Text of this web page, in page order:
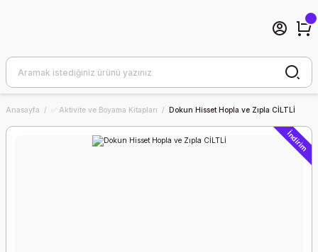
Anasayfa ✅ Aktivite ve Boyama Kitapları Dokun Hisset Hopla ve Zıpla CİLTLİ
İndirim